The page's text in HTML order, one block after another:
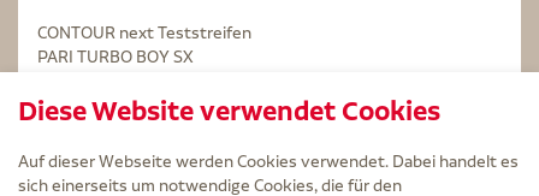
CONTOUR next Teststreifen
PARI TURBO BOY SX
Kintex Kinesiologie Tape blau
Diese Website verwendet Cookies
Auf dieser Webseite werden Cookies verwendet. Dabei handelt es
sich einerseits um notwendige Cookies, die für den